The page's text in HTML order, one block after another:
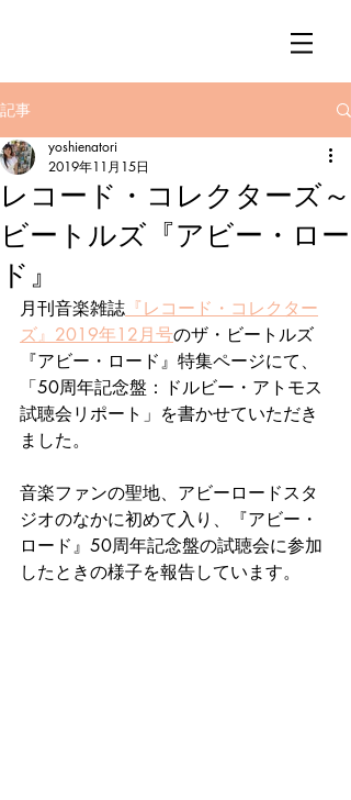
記事
レコード・コレクターズ～
ビートルズ『アビー・ロー
ド』
yoshienatori
2019年11月15日
月刊音楽雑誌 『レコード・コレクター
ズ』2019年12月号のザ・ビートルズ
『アビー・ロード』特集ページにて、
「50周年記念盤：ドルビー・アトモス
試聴会リポート」を書かせていただき
ました。
音楽ファンの聖地、アビーロードスタ
ジオのなかに初めて入り、『アビー・
ロード』50周年記念盤の試聴会に参加
したときの様子を報告しています。